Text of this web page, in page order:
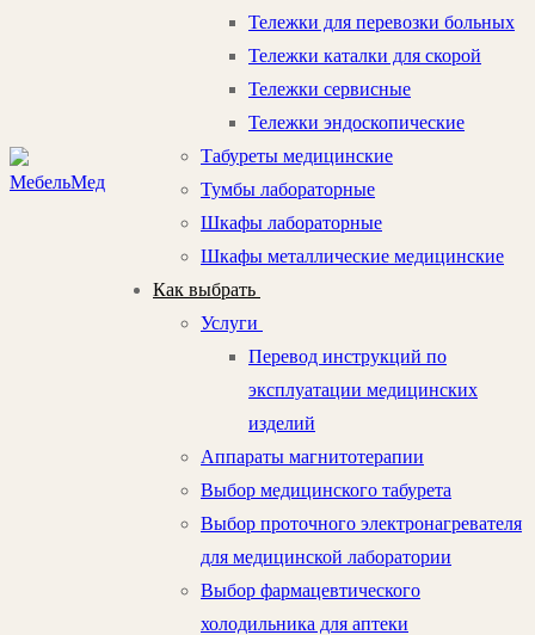
Тележки для перевозки больных
Тележки каталки для скорой
Тележки сервисные
Тележки эндоскопические
Табуреты медицинские
Тумбы лабораторные
Шкафы лабораторные
Шкафы металлические медицинские
Как выбрать
Услуги
Перевод инструкций по
эксплуатации медицинских
изделий
Аппараты магнитотерапии
Выбор медицинского табурета
Выбор проточного электронагревателя
для медицинской лаборатории
Выбор фармацевтического
холодильника для аптеки